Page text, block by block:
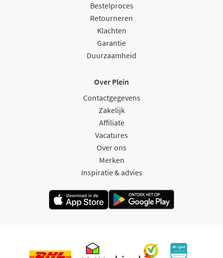
Bestelproces
Retourneren
Klachten
Garantie
Duurzaamheid
Over Plein
Contactgegevens
Zakelijk
Affiliate
Vacatures
Over ons
Merken
Inspiratie & advies